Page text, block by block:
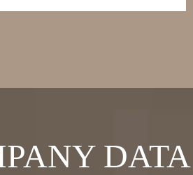
DATA